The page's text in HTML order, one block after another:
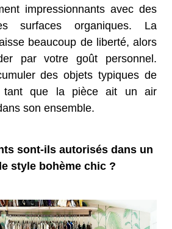
impressionnants avec des
surfaces organiques. La
beaucoup de liberté, alors
par votre goût personnel.
des objets typiques de
tant que la pièce ait un air
son ensemble.
sont-ils autorisés dans un
style bohème chic ?